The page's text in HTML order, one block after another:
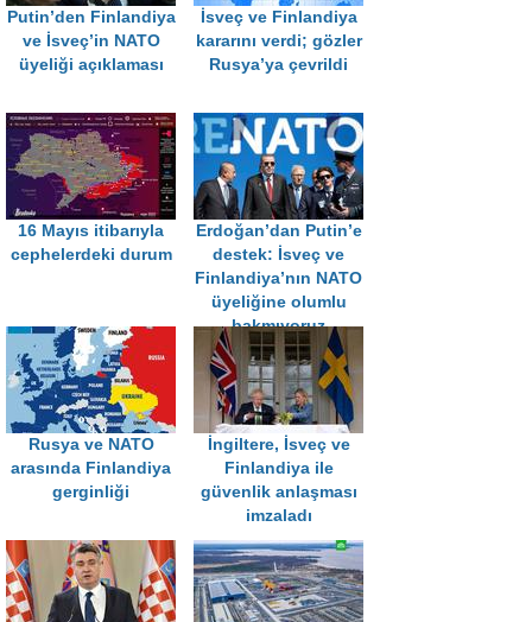
Putin’den Finlandiya
ve İsveç’in NATO
üyeliği açıklaması
İsveç ve Finlandiya
kararını verdi; gözler
Rusya’ya çevrildi
16 Mayıs itibarıyla
cephelerdeki durum
Erdoğan’dan Putin’e
destek: İsveç ve
Finlandiya’nın NATO
üyeliğine olumlu
bakmıyoruz
Rusya ve NATO
arasında Finlandiya
gerginliği
İngiltere, İsveç ve
Finlandiya ile
güvenlik anlaşması
imzaladı